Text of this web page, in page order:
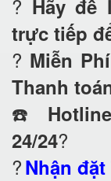
? Hãy để
trực tiếp
? Miễn
Thanh
☎️
24/24?
?Nhận